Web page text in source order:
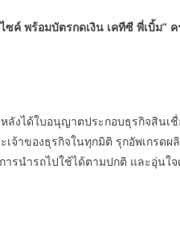
ซค์ พร้อมบัตรกดเงิน เคทีซี พี่เบิ้ม”
งได้ใบอนุญาตประกอบธุรกิจสินเ
จ้าของธุรกิจในทุกมิติ รุกอัพเกรด
รนำรถไปใช้ได้ตามปกติ และอุ่นใจ